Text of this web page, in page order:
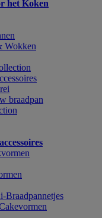
het Koken
Wokken
braadpan
Braadpannetjes